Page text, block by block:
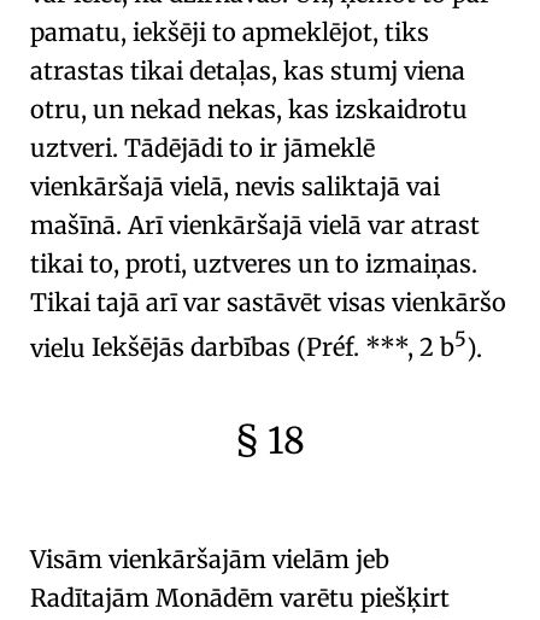
pamatu, iekšēji to apmeklējot, tiks
atrastas tikai detaļas, kas stumj viena
otru, un nekad nekas, kas izskaidrotu
uztveri. Tādējādi to ir jāmeklē
vienkāršajā vielā, nevis saliktajā vai
mašīnā. Arī vienkāršajā vielā var atrast
tikai to, proti, uztveres un to izmaiņas.
Tikai tajā arī var sastāvēt visas vienkāršo
vielu Iekšējās darbības (Préf. ***, 2 b5).
§ 18
Visām vienkāršajām vielām jeb
Radītajām Monādēm varētu piešķirt